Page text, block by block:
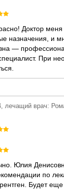
Доктор меня
назначения, и
—
При
лечащий врач:
Юлия
по
Будет